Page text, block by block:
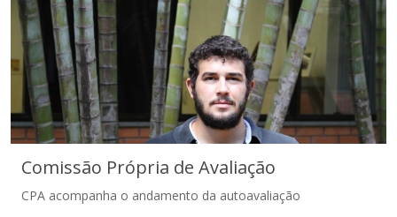
Processo contínuo
Comissão Própria de Avaliação
CPA acompanha o andamento da autoavaliação